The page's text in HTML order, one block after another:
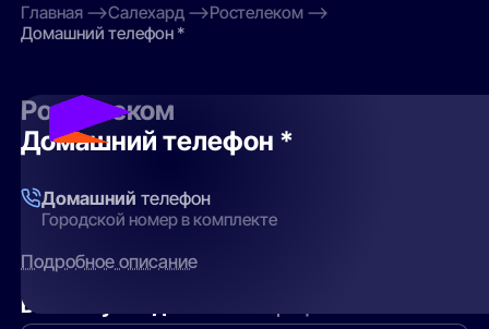
Главная Салехард
Ростелеком
Домашний телефон *
Ростелеком
Домашний телефон *
Домашний телефон
Городской номер в комплекте
Подробное описание
Вам могут подойти